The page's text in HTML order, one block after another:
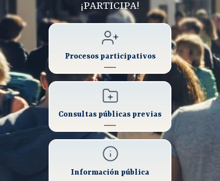
¡PARTICIPA!
Procesos participativos
Consultas públicas previas
Información pública